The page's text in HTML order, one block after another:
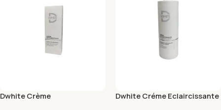
Dwhite Crème
Dwhite Créme Eclaircissante